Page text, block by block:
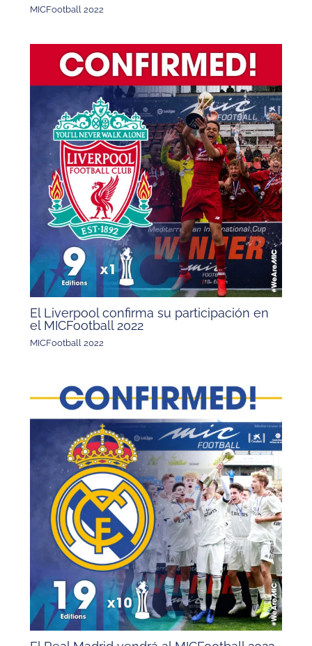
MICFootball 2022
El Liverpool confirma su participación en
el MICFootball 2022
MICFootball 2022